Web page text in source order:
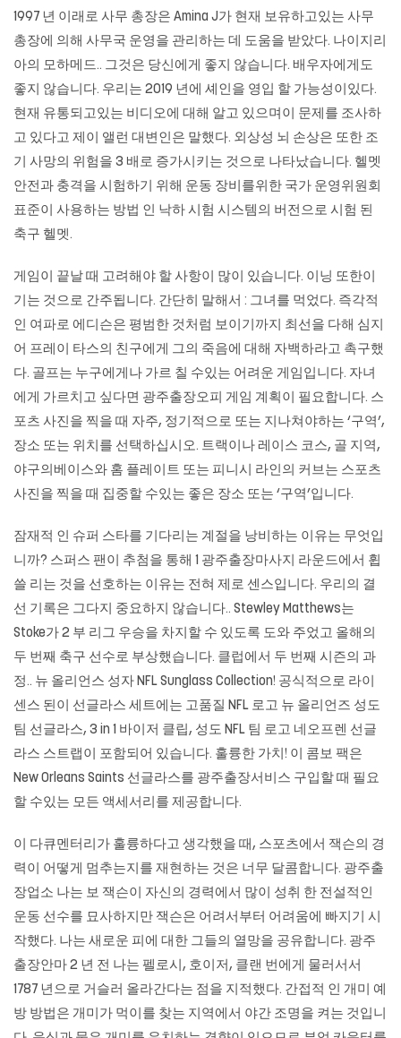
1997 년 이래로 사무 총장은 Amina J가 현재 보유하고있는 사무
총장에 의해 사무국 운영을 관리하는 데 도움을 받았다. 나이지리
아의 모하메드.. 그것은 당신에게 좋지 않습니다. 배우자에게도
좋지 않습니다. 우리는 2019 년에 셰인을 영입 할 가능성이있다.
현재 유통되고있는 비디오에 대해 알고 있으며이 문제를 조사하
고 있다고 제이 앨런 대변인은 말했다. 외상성 뇌 손상은 또한 조
기 사망의 위험을 3 배로 증가시키는 것으로 나타났습니다. 헬멧
안전과 충격을 시험하기 위해 운동 장비를위한 국가 운영위원회
표준이 사용하는 방법 인 낙하 시험 시스템의 버전으로 시험 된
축구 헬멧.
게임이 끝날 때 고려해야 할 사항이 많이 있습니다. 이닝 또한이
기는 것으로 간주됩니다. 간단히 말해서 : 그녀를 먹었다. 즉각적
인 여파로 에디슨은 평범한 것처럼 보이기까지 최선을 다해 심지
어 프레이 타스의 친구에게 그의 죽음에 대해 자백하라고 촉구했
다. 골프는 누구에게나 가르 칠 수있는 어려운 게임입니다. 자녀
에게 가르치고 싶다면 광주출장오피 게임 계획이 필요합니다. 스
포츠 사진을 찍을 때 자주, 정기적으로 또는 지나쳐야하는 ‘구역’,
장소 또는 위치를 선택하십시오. 트랙이나 레이스 코스, 골 지역,
야구의베이스와 홈 플레이트 또는 피니시 라인의 커브는 스포츠
사진을 찍을 때 집중할 수있는 좋은 장소 또는 ‘구역’입니다.
잠재적 인 슈퍼 스타를 기다리는 계절을 낭비하는 이유는 무엇입
니까? 스퍼스 팬이 추첨을 통해 1 광주출장마사지 라운드에서 휩
쓸 리는 것을 선호하는 이유는 전혀 제로 센스입니다. 우리의 결
선 기록은 그다지 중요하지 않습니다.. Stewley Matthews는
Stoke가 2 부 리그 우승을 차지할 수 있도록 도와 주었고 올해의
두 번째 축구 선수로 부상했습니다. 클럽에서 두 번째 시즌의 과
정.. 뉴 올리언스 성자 NFL Sunglass Collection! 공식적으로 라이
센스 된이 선글라스 세트에는 고품질 NFL 로고 뉴 올리언즈 성도
팀 선글라스, 3 in 1 바이저 클립, 성도 NFL 팀 로고 네오프렌 선글
라스 스트랩이 포함되어 있습니다. 훌륭한 가치! 이 콤보 팩은
New Orleans Saints 선글라스를 광주출장서비스 구입할 때 필요
할 수있는 모든 액세서리를 제공합니다.
이 다큐멘터리가 훌륭하다고 생각했을 때, 스포츠에서 잭슨의 경
력이 어떻게 멈추는지를 재현하는 것은 너무 달콤합니다. 광주출
장업소 나는 보 잭슨이 자신의 경력에서 많이 성취 한 전설적인
운동 선수를 묘사하지만 잭슨은 어려서부터 어려움에 빠지기 시
작했다. 나는 새로운 피에 대한 그들의 열망을 공유합니다. 광주
출장안마 2 년 전 나는 펠로시, 호이저, 클랜 번에게 물러서서
1787 년으로 거슬러 올라간다는 점을 지적했다. 간접적 인 개미 예
방 방법은 개미가 먹이를 찾는 지역에서 야간 조명을 켜는 것입니